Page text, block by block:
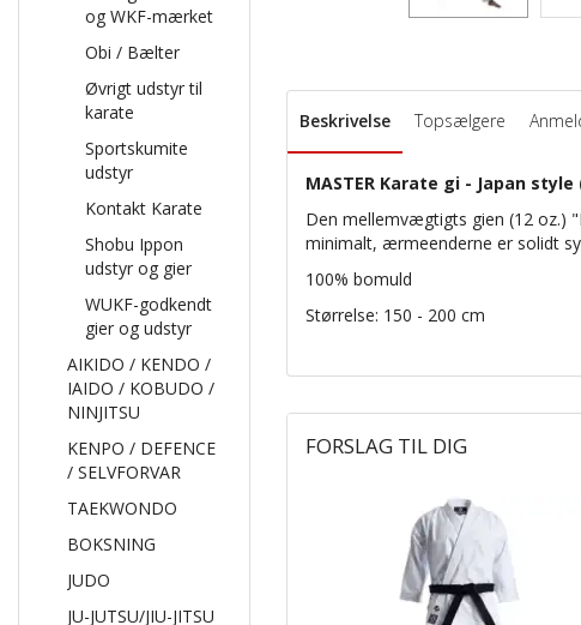
og WKF-mærket
Obi / Bælter
Øvrigt udstyr til
karate
Sportskumite
udstyr
Kontakt Karate
Shobu Ippon
udstyr og gier
WUKF-godkendt
gier og udstyr
AIKIDO / KENDO /
IAIDO / KOBUDO /
NINJITSU
KENPO / DEFENCE
/ SELVFORVAR
TAEKWONDO
BOKSNING
JUDO
JU-JUTSU/JIU-JITSU
Beskrivelse Topsælgere
MASTER Karate gi - Japan
Den mellemvægtigts gien (12 oz.)
minimalt, ærmeenderne er solidt
100% bomuld
Størrelse: 150 - 200 cm
FORSLAG TIL DIG